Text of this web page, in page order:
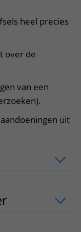
heel precies
over de
van een
uit
uitklapper,
uitklapper,